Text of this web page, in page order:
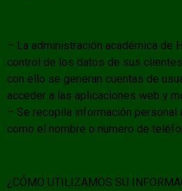
– La administración académica de
control de los datos de sus
con ello se generan cuentas de
acceder a las aplicaciones web y
– Se recopila información personal
como el nombre o numero de
¿CÓMO UTILIZAMOS SU